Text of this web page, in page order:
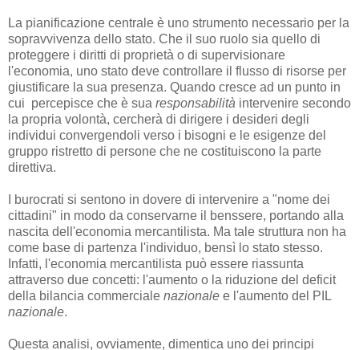
La pianificazione centrale è uno strumento necessario per la
sopravvivenza dello stato. Che il suo ruolo sia quello di
proteggere i diritti di proprietà o di supervisionare
l'economia, uno stato deve controllare il flusso di risorse per
giustificare la sua presenza. Quando cresce ad un punto in
cui percepisce che è sua responsabilità intervenire secondo
la propria volontà, cercherà di dirigere i desideri degli
individui convergendoli verso i bisogni e le esigenze del
gruppo ristretto di persone che ne costituiscono la parte
direttiva.
I burocrati si sentono in dovere di intervenire a "nome dei
cittadini" in modo da conservarne il benssere, portando alla
nascita dell'economia mercantilista. Ma tale struttura non ha
come base di partenza l'individuo, bensì lo stato stesso.
Infatti, l'economia mercantilista può essere riassunta
attraverso due concetti: l'aumento o la riduzione del deficit
della bilancia commerciale nazionale e l'aumento del PIL
nazionale.
Questa analisi, ovviamente, dimentica uno dei principi